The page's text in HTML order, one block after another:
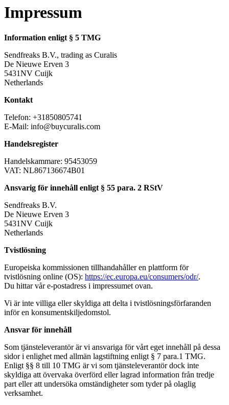
Impressum
Information enligt § 5 TMG
Sendfreaks B.V., trading as Curalis
De Nieuwe Erven 3
5431NV Cuijk
Netherlands
Kontakt
Telefon: +31850805741
E-Mail: info@buycuralis.com
Handelsregister
Handelskammare: 95453059
VAT: NL867136674B01
Ansvarig för innehåll enligt § 55 para. 2 RStV
Sendfreaks B.V.
De Nieuwe Erven 3
5431NV Cuijk
Netherlands
Tvistlösning
Europeiska kommissionen tillhandahåller en plattform för
tvistlösning online (OS): https://ec.europa.eu/consumers/odr/.
Du hittar vår e-postadress i impressumet ovan.
Vi är inte villiga eller skyldiga att delta i tvistlösningsförfaranden
inför en konsumentskiljedomstol.
Ansvar för innehåll
Som tjänsteleverantör är vi ansvariga för vårt eget innehåll på dessa
sidor i enlighet med allmän lagstiftning enligt § 7 para.1 TMG.
Enligt §§ 8 till 10 TMG är vi som tjänsteleverantör dock inte
skyldiga att övervaka överförd eller lagrad information från tredje
part eller att undersöka omständigheter som tyder på olaglig
verksamhet.